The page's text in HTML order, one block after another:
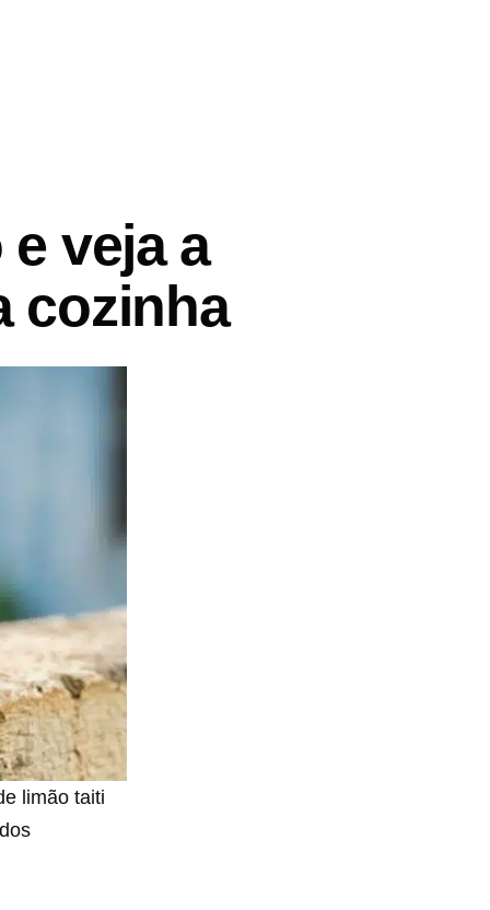
veja a
cozinha
limão taiti